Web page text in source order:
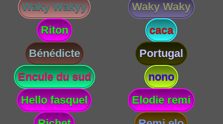
Waky Wakyy
Waky Waky
Riton
caca
Bénédicte
Portugal
Encule du sud
nono
Hello fasquel
Elodie remi